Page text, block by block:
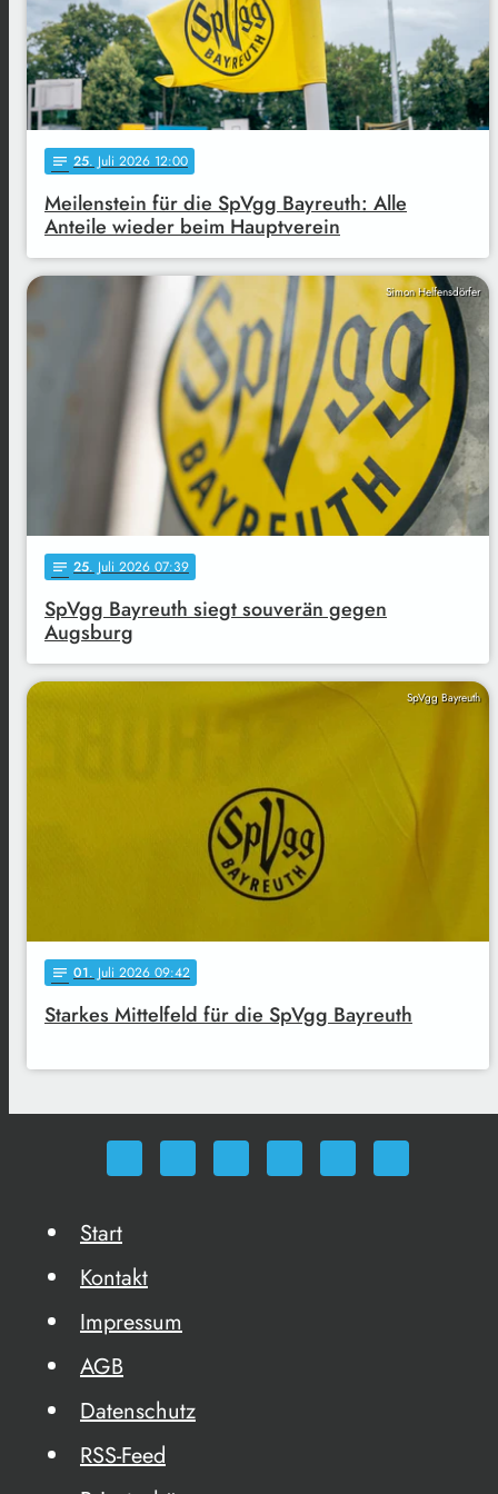
notes 25. Juli 2026 12:00
Meilenstein für die SpVgg Bayreuth: Alle
Anteile wieder beim Hauptverein
Simon Helfensdörfer
notes 25. Juli 2026 07:39
SpVgg Bayreuth siegt souverän gegen
Augsburg
SpVgg Bayreuth
notes 01. Juli 2026 09:42
Starkes Mittelfeld für die SpVgg Bayreuth
Start
Kontakt
Impressum
AGB
Datenschutz
RSS-Feed